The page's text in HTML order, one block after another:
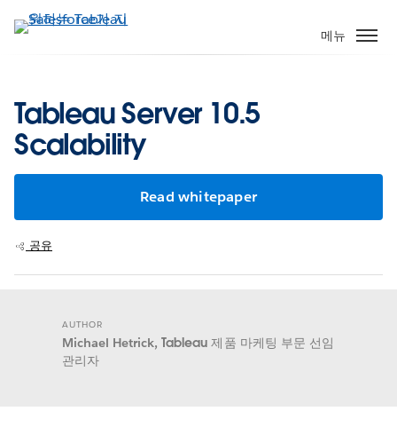
요
뛰
메뉴
Tableau Server 10.5
Scalability
Read whitepaper
공유
AUTHOR
Michael Hetrick, Tableau 제품 마케팅 부문 선임
관리자